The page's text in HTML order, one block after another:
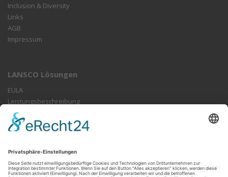
Inclusion & Diversity
Links
AGB
Impressum
LANSCO Lösungen
EULA
Leistungsbeschreibung
FAQ
Ossecker Straße 172
95030 Hof
Tel: +49-9281-5469850